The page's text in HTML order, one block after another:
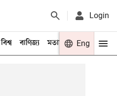
Login
বিশ্ব বাণিজ্য মতামত খেলা
Eng